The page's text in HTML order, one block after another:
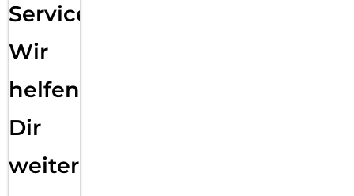
Service:
Wir
helfen
Dir
weiter